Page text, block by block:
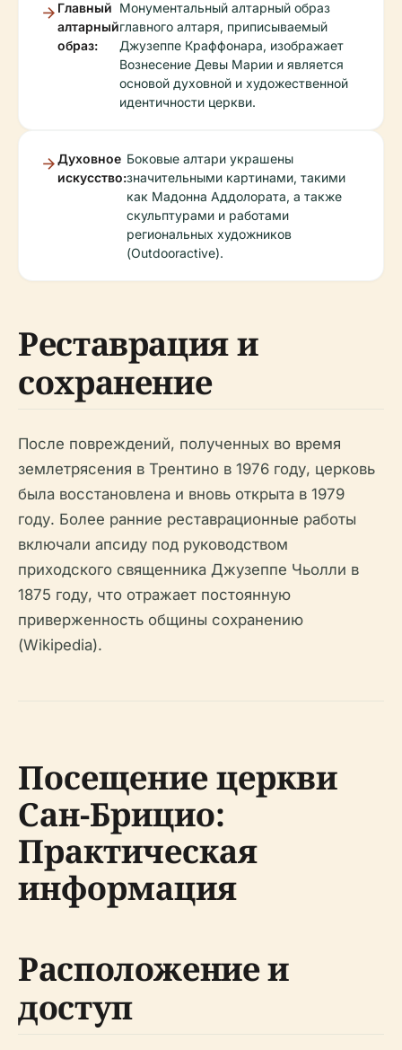
Главный
алтарный
образ:
Монументальный алтарный образ
главного алтаря, приписываемый
Джузеппе Краффонара, изображает
Вознесение Девы Марии и является
основой духовной и художественной
идентичности церкви.
Духовное
искусство:
Боковые алтари украшены
значительными картинами, такими
как Мадонна Аддолората, а также
скульптурами и работами
региональных художников
(Outdooractive).
Реставрация и
сохранение
После повреждений, полученных во время
землетрясения в Трентино в 1976 году, церковь
была восстановлена и вновь открыта в 1979
году. Более ранние реставрационные работы
включали апсиду под руководством
приходского священника Джузеппе Чьолли в
1875 году, что отражает постоянную
приверженность общины сохранению
(Wikipedia).
Посещение церкви
Сан-Брицио:
Практическая
информация
Расположение и
доступ